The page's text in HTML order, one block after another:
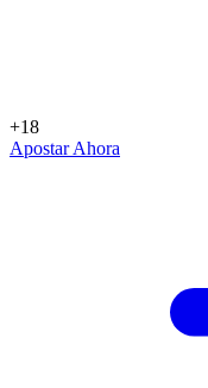
+18
Apostar Ahora